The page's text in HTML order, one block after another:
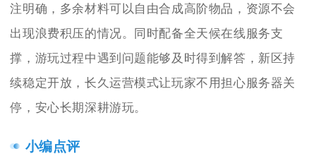
注明确，多余材料可以自由合成高阶物品，资源不会
出现浪费积压的情况。同时配备全天候在线服务支
撑，游玩过程中遇到问题能够及时得到解答，新区持
续稳定开放，长久运营模式让玩家不用担心服务器关
停，安心长期深耕游玩。
小编点评